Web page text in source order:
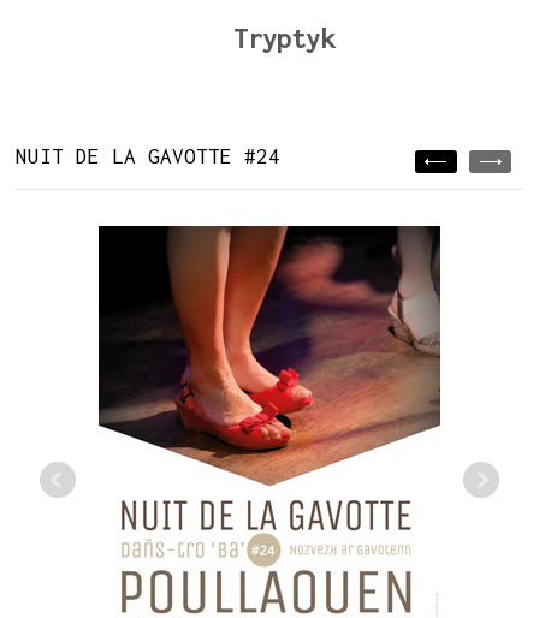
Tryptyk
NUIT DE LA GAVOTTE #24